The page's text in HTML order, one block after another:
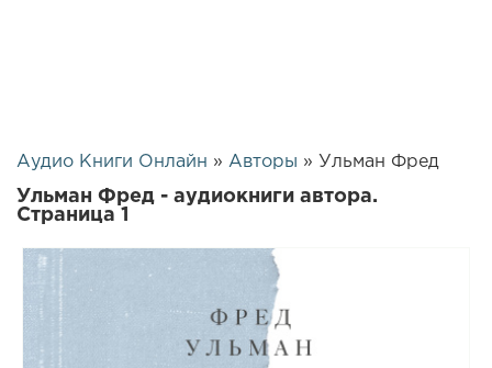
Аудио Книги Онлайн » Авторы » Ульман Фред
Ульман Фред - аудиокниги автора.
Страница 1